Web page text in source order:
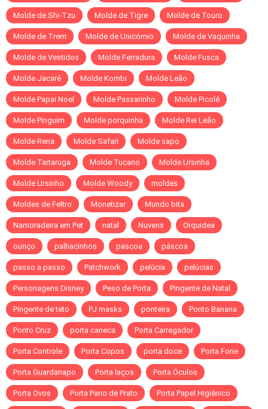
Molde de Shi-Tzu Molde de Tigre Molde de Touro
Molde de Trem Molde de Unicórnio Molde de Vaquinha
Molde de Vestidos Molde Ferradura Molde Fusca
Molde Jacaré Molde Kombi Molde Leão
Molde Papai Noel Molde Passarinho Molde Picolé
Molde Pinguim Molde porquinha Molde Rei Leão
Molde Rena Molde Safari Molde sapo
Molde Tartaruga Molde Tucano Molde Ursinha
Molde Ursinho Molde Woody moldes
Moldes de Feltro Monetizar Mundo bita
Namoradeira em Pet natal Nuvens Orquidea
ouriço palhacinhos pascoa páscoa
passo a passo Patchwork pelúcia pelúcias
Personagens Disney Peso de Porta Pingente de Natal
Pingente de teto PJ masks ponteira Ponto Banana
Ponto Cruz porta caneca Porta Carregador
Porta Controle Porta Copos porta doce Porta Fone
Porta Guardanapo Porta laços Porta Óculos
Porta Ovos Porta Pano de Prato Porta Papel Higiênico